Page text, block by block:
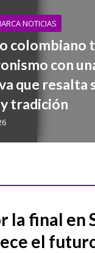
a México en la gran
NOTICIAS
colombiano
con
que resalta
tradición
la final en
el